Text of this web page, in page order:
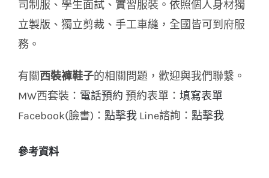
司制服、學生面試、實習服裝。依照個人身材獨
立製版、獨立剪裁、手工車縫，全國皆可到府服
務。
有關西裝褲鞋子的相關問題，歡迎與我們聯繫。
MW西套裝： 電話預約 預約表單： 填寫表單
Facebook(臉書)： 點擊我 Line諮詢： 點擊我
參考資料